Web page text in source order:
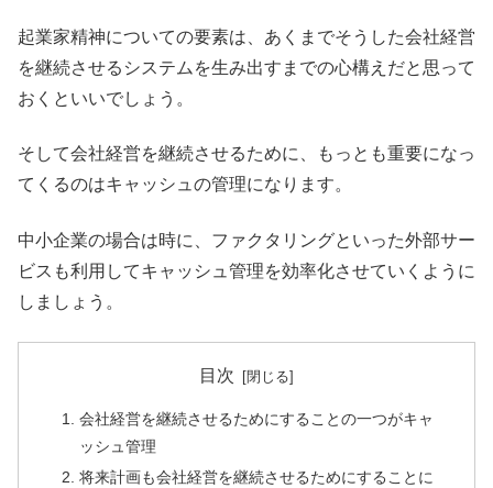
起業家精神についての要素は、あくまでそうした会社経営
を継続させるシステムを生み出すまでの心構えだと思って
おくといいでしょう。
そして会社経営を継続させるために、もっとも重要になっ
てくるのはキャッシュの管理になります。
中小企業の場合は時に、ファクタリングといった外部サー
ビスも利用してキャッシュ管理を効率化させていくように
しましょう。
目次
会社経営を継続させるためにすることの一つがキャ
ッシュ管理
将来計画も会社経営を継続させるためにすることに